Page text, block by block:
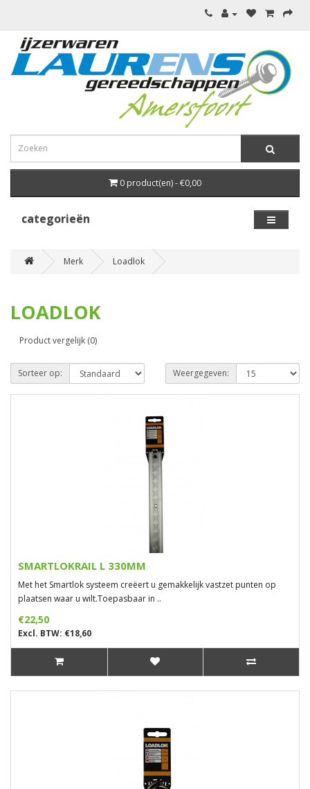
0 product(en) - €0,00
categorieën
Merk Loadlok
LOADLOK
Product vergelijk (0)
Sorteer op: Weergegeven:
SMARTLOKRAIL L 330MM
Met het Smartlok systeem creëert u gemakkelijk vastzet punten op
plaatsen waar u wilt.Toepasbaar in ..
€22,50
Excl. BTW: €18,60